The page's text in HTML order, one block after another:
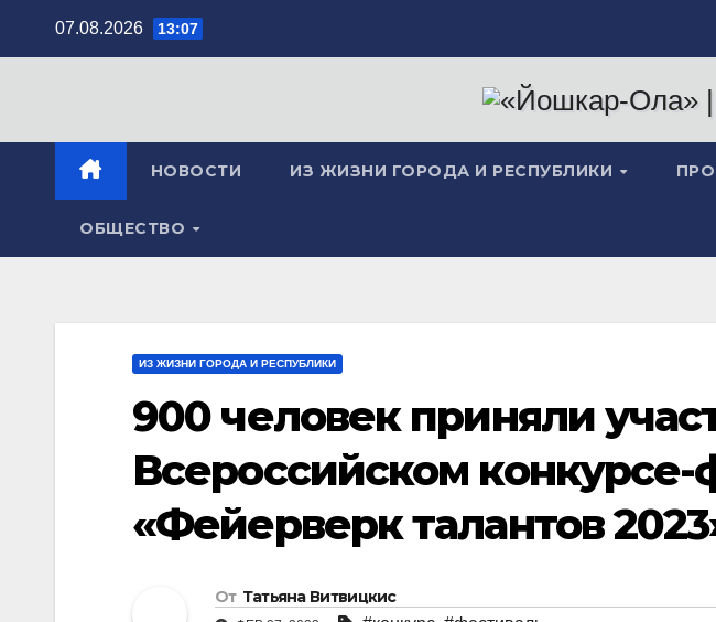
07.08.2026 13:07
НОВОСТИ ИЗ ЖИЗНИ ГОРОДА И РЕСПУБЛИКИ
ОБЩЕСТВО
ИЗ ЖИЗНИ ГОРОДА И РЕСПУБЛИКИ
900 человек приняли
Всероссийском конкурсе-
«Фейерверк талантов
От Татьяна Витвицкис